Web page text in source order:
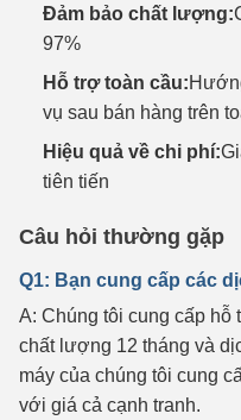
Đảm bảo chất lượng:
97%
Hỗ trợ toàn cầu:
vụ sau bán hàng trên
Hiệu quả về chi phí:
tiên tiến
Câu hỏi thường gặp
Q1: Bạn cung cấp các
A: Chúng tôi cung cấp
chất lượng 12 tháng và
máy của chúng tôi cung
với giá cả cạnh tranh.